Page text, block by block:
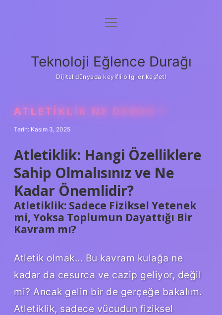
Anasayfa
Yasal Uyarı
menüyü
Teknoloji Eğlence Durağı
Dijital dünyada keyifli bilgiler keşfet!
ATLETIKLIK NE DEMEK ?
Tarih: Kasım 3, 2025
Atletiklik: Hangi Özelliklere
Sahip Olmalısınız ve Ne
Kadar Önemlidir?
Atletiklik: Sadece Fiziksel Yetenek
mi, Yoksa Toplumun Dayattığı Bir
Kavram mı?
Atletik olmak… Bu kavram kulağa ne
kadar da cesurca ve cazip geliyor, değil
mi? Ancak gelin bir de gerçeğe bakalım.
Atletiklik, sadece vücudun fiziksel